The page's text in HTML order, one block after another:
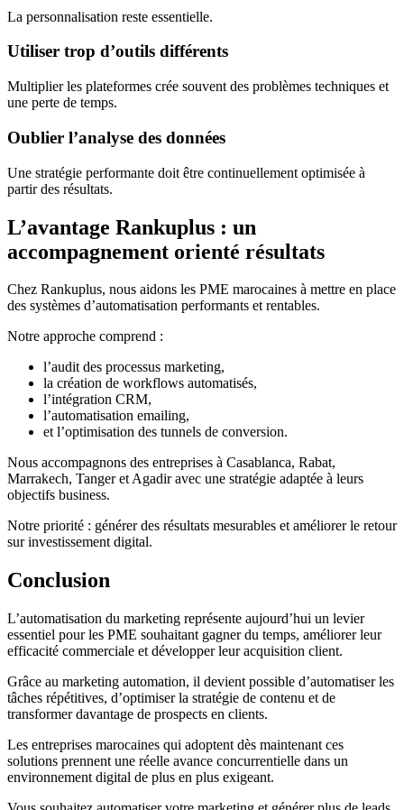
La personnalisation reste essentielle.
Utiliser trop d’outils différents
Multiplier les plateformes crée souvent des problèmes techniques et
une perte de temps.
Oublier l’analyse des données
Une stratégie performante doit être continuellement optimisée à
partir des résultats.
L’avantage Rankuplus : un
accompagnement orienté résultats
Chez Rankuplus, nous aidons les PME marocaines à mettre en place
des systèmes d’automatisation performants et rentables.
Notre approche comprend :
l’audit des processus marketing,
la création de workflows automatisés,
l’intégration CRM,
l’automatisation emailing,
et l’optimisation des tunnels de conversion.
Nous accompagnons des entreprises à Casablanca, Rabat,
Marrakech, Tanger et Agadir avec une stratégie adaptée à leurs
objectifs business.
Notre priorité : générer des résultats mesurables et améliorer le retour
sur investissement digital.
Conclusion
L’automatisation du marketing représente aujourd’hui un levier
essentiel pour les PME souhaitant gagner du temps, améliorer leur
efficacité commerciale et développer leur acquisition client.
Grâce au marketing automation, il devient possible d’automatiser les
tâches répétitives, d’optimiser la stratégie de contenu et de
transformer davantage de prospects en clients.
Les entreprises marocaines qui adoptent dès maintenant ces
solutions prennent une réelle avance concurrentielle dans un
environnement digital de plus en plus exigeant.